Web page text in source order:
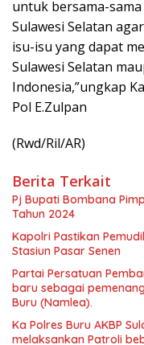
untuk bersama-
Sulawesi Selatan
isu-isu yang dapat
Sulawesi Selatan
Indonesia,”ungkap
Pol E.Zulpan
(Rwd/Ril/AR)
Berita Terkait
Pj Bupati Bombana
Tahun 2024
Kapolri Pastikan
Stasiun Pasar Senen
Partai Persatuan
baru sebagai
Buru (Namlea).
Ka Polres Buru AKBP
melaksankan Patroli